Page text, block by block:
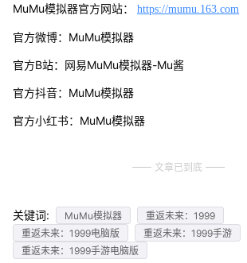
MuMu模拟器官方网站： https://mumu.163.com
官方微博：MuMu模拟器
官方B站：网易MuMu模拟器-Mu酱
官方抖音：MuMu模拟器
官方小红书：MuMu模拟器
文章已到底
关键词: MuMu模拟器
重返未来：1999
重返未来：1999电脑版
重返未来：1999手游
重返未来：1999手游电脑版